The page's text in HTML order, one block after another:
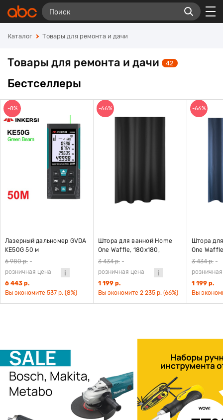
Каталог Товары для ремонта и дачи
Товары для ремонта и дачи 42
Бестселлеры
-8%
Лазерный дальномер GVDA
KE50G 50 м
6 980 р. -
розничная цена
6 443 р.
Вы экономите 537 р. (8%)
-66%
Штора для ванной Home
One Waffle, 180х180,
полиэстер, черный
3 434 р. -
розничная цена
1 199 р.
Вы экономите 2 235 р. (66%)
-66%
Штора
One
3 434 р. -
1 199 р.
Вы